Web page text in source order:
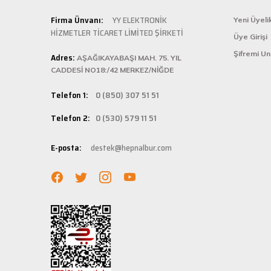
ü... ş... | 22/01/2025
Deneyimini Paylaş
Kolay
istediğiniz
bilgilere
Hızlı
adresinize
Firma Ünvanı:
YY ELEKTRONİK
HİZMETLER TİCARET LİMİTED ŞİRKETİ
Adres: AŞAĞIKAYABAŞI MAH. 75. YIL
CADDESİ NO18:/42 MERKEZ/NİĞDE
Telefon 1: 0 (850) 307 51 51
Telefon 2: 0 (530) 579 11 51
E-posta: destek@hepnalbur.com
Yeni
Üye Girişi
Şifremi